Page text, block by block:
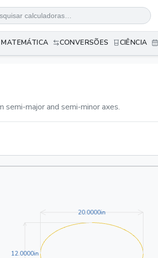
MATEMÁTICA CONVERSÕES CIÊNCIA
semi-major and semi-minor axes.
20.0000in20.0000in
12.0000in12.0000in